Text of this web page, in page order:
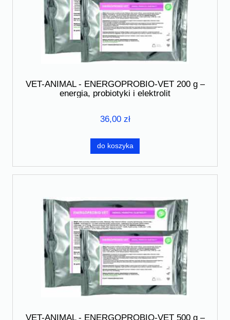
VET-ANIMAL - ENERGOPROBIO-VET 200 g –
energia, probiotyki i elektrolit
36,00 zł
do koszyka
VET-ANIMAL - ENERGOPROBIO-VET 500 g –